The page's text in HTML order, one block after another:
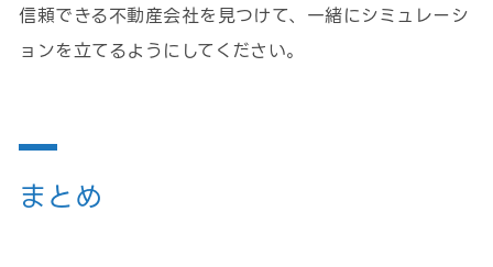
信頼できる不動産会社を見つけて、一緒にシミュレーシ
ョンを立てるようにしてください。
まとめ